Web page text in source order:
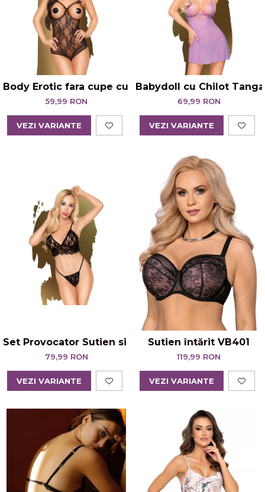
Body Erotic fara cupe cu zona posterioara
59,99 RON
VEZI VARIANTE
Babydoll cu Chilot
69,99 RON
VEZI VARIANTE
Set Provocator Sutien si Chilot Tanga Double
79,99 RON
VEZI VARIANTE
Sutien întărit VB401
119,99 RON
VEZI VARIANTE